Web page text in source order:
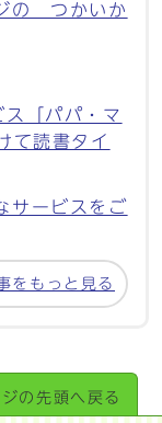
の つかいか
ス「パパ・マ
て読書タイ
サービスをご
をもっと見る
の 先頭へ戻る